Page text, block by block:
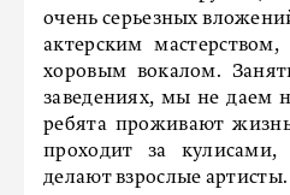
очень серьезных
актерским
хоровым вокалом.
заведениях, мы не даем
ребята проживают
проходит за
делают взрослые артисты.